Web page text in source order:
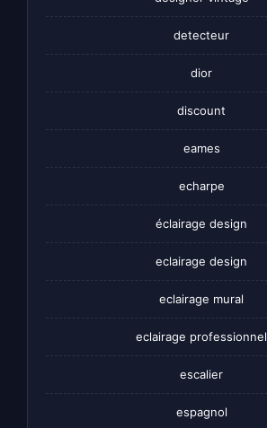
detecteur
dior
discount
eames
echarpe
éclairage design
eclairage design
eclairage mural
eclairage professionnel
escalier
espagnol